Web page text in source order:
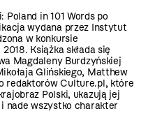
in 101 Words po
wydana przez Instytut
w konkursie
Książka składa się
Magdaleny Burdzyńskiej
Glińskiego, Matthew
redaktorów Culture.pl, które
Polski, ukazują jej
nade wszystko charakter